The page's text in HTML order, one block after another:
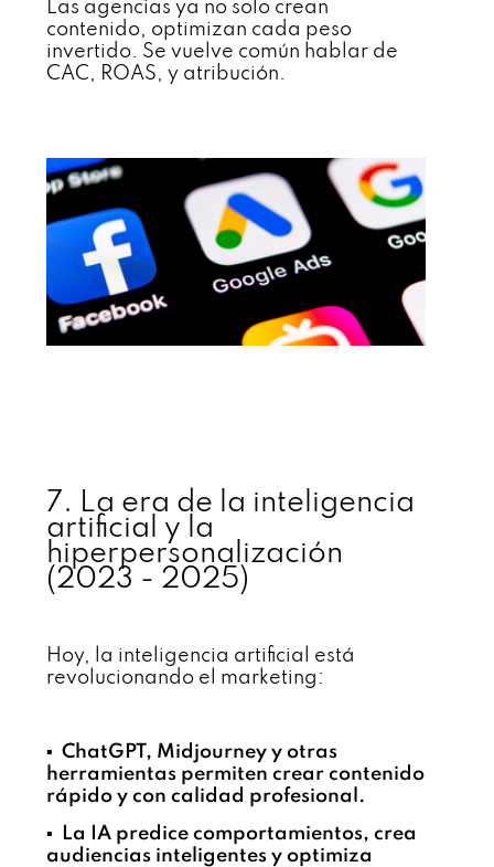
Las agencias ya no solo crean
contenido, optimizan cada peso
invertido. Se vuelve común hablar de
CAC, ROAS, y atribución.
7. La era de la inteligencia
artificial y la
hiperpersonalización
(2023 - 2025)
Hoy, la inteligencia artificial está
revolucionando el marketing:
▪️ ChatGPT, Midjourney y otras
herramientas permiten crear contenido
rápido y con calidad profesional.
▪️ La IA predice comportamientos, crea
audiencias inteligentes y optimiza